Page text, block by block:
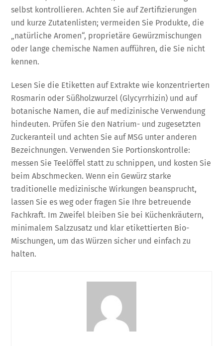
selbst kontrollieren. Achten Sie auf Zertifizierungen
und kurze Zutatenlisten; vermeiden Sie Produkte, die
„natürliche Aromen“, proprietäre Gewürzmischungen
oder lange chemische Namen aufführen, die Sie nicht
kennen.
Lesen Sie die Etiketten auf Extrakte wie konzentrierten
Rosmarin oder Süßholzwurzel (Glycyrrhizin) und auf
botanische Namen, die auf medizinische Verwendung
hindeuten. Prüfen Sie den Natrium- und zugesetzten
Zuckeranteil und achten Sie auf MSG unter anderen
Bezeichnungen. Verwenden Sie Portionskontrolle:
messen Sie Teelöffel statt zu schnippen, und kosten Sie
beim Abschmecken. Wenn ein Gewürz starke
traditionelle medizinische Wirkungen beansprucht,
lassen Sie es weg oder fragen Sie Ihre betreuende
Fachkraft. Im Zweifel bleiben Sie bei Küchenkräutern,
minimalem Salzzusatz und klar etikettierten Bio-
Mischungen, um das Würzen sicher und einfach zu
halten.